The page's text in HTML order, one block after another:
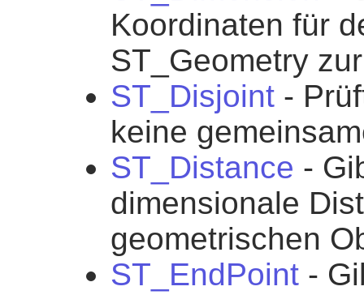
Koordinaten für
ST_Geometry
ST_Disjoint -
keine
ST_Distance -
dimensionale
geometrischen
ST_EndPoint -